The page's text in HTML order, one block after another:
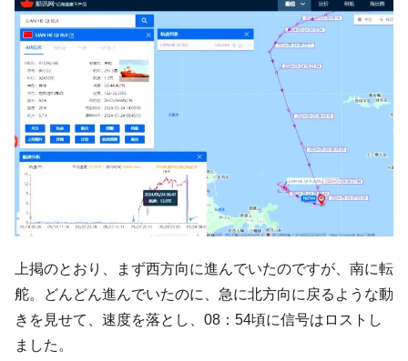
『Money1』
韓国鉄鋼最大手『POSCO』ズブズブ沈む。
営業利益80.2％も減少
『Money1』
米国下院「韓国の公務員個人をターゲット
にぶん殴る法案」提出！⇒ クーパン問題は合衆国企業に対
する差別。許してはおかぬ
『Money1』
韓国ボンクラ政策室長･金容範、株価暴落に
他人事のような発言。
Fact1
日本の誇る海洋資源調査船『白嶺』は先進技術の
塊！
Fact1
夏の甲子園、優勝校を最も多く輩出している都道
府県とは？
Fact1 今話題の「楽天ライオンズ」とは？
Fact1 奇跡の毛色「白毛馬」とは？
Fact1
上掲のとおり、まず西方向に進んでいたのですが、南に転
舵。どんどん進んでいたのに、急に北方向に戻るような動
きを見せて、速度を落とし、08：54頃に信号はロストし
ました。